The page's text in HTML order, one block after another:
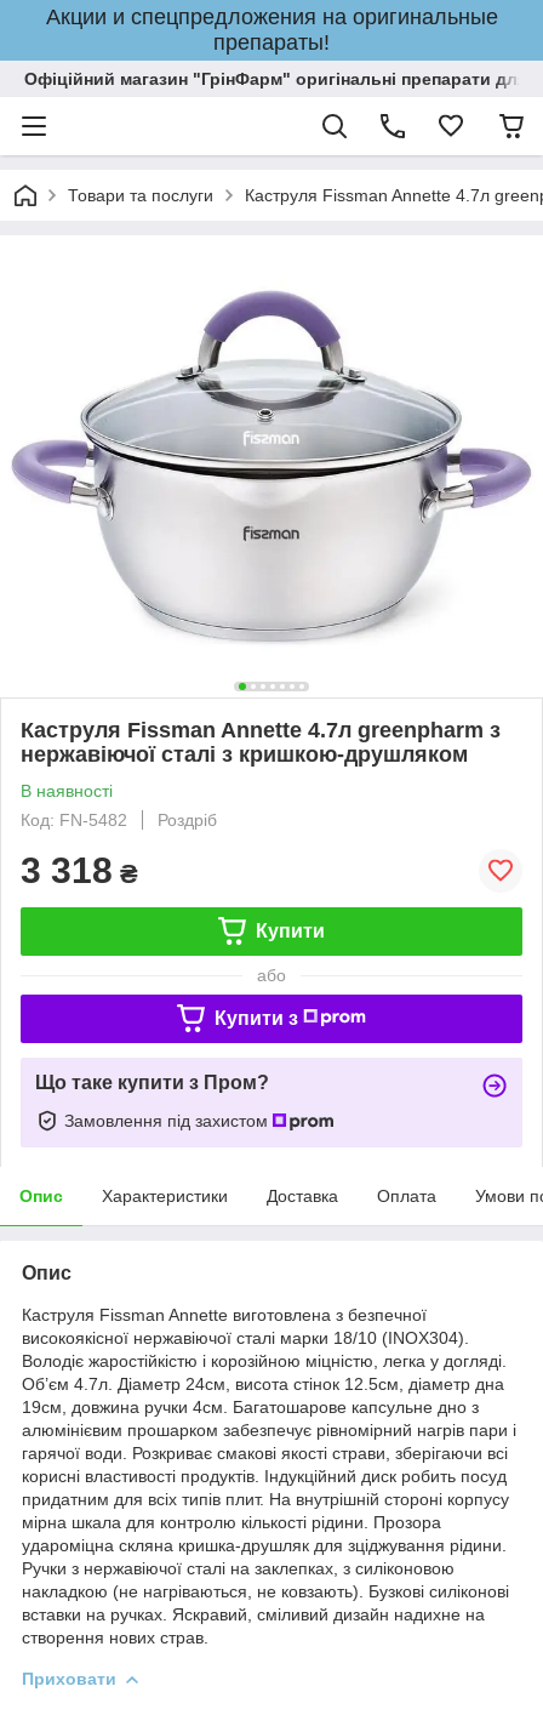
Акции и спецпредложения на оригинальные
препараты!
Офіційний магазин "ГрінФарм" оригінальні препарати для
Товари та послуги Каструля Fissman Annette 4.7л
Каструля Fissman Annette 4.7л greenpharm з
нержавіючої сталі з кришкою-друшляком
В наявності
Код: FN-5482
Роздріб
3 318 ₴
Купити
або
Купити з
Що таке купити з Пром?
Замовлення під захистом
Опис Характеристики Доставка Оплата Умови
Опис
Каструля Fissman Annette виготовлена з безпечної
високоякісної нержавіючої сталі марки 18/10 (INOX304).
Володіє жаростійкістю і корозійною міцністю, легка у догляді.
Об’єм 4.7л. Діаметр 24см, висота стінок 12.5см, діаметр дна
19см, довжина ручки 4см. Багатошарове капсульне дно з
алюмінієвим прошарком забезпечує рівномірний нагрів пари і
гарячої води. Розкриває смакові якості страви, зберігаючи всі
корисні властивості продуктів. Індукційний диск робить посуд
придатним для всіх типів плит. На внутрішній стороні корпусу
мірна шкала для контролю кількості рідини. Прозора
удароміцна скляна кришка-друшляк для зціджування рідини.
Ручки з нержавіючої сталі на заклепках, з силіконовою
накладкою (не нагріваються, не ковзають). Бузкові силіконові
вставки на ручках. Яскравий, сміливий дизайн надихне на
створення нових страв.
Приховати